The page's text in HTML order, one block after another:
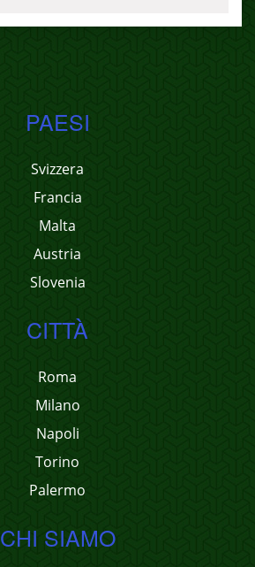
PAESI
Svizzera
Francia
Malta
Austria
Slovenia
CITTÀ
Roma
Milano
Napoli
Torino
Palermo
CHI SIAMO